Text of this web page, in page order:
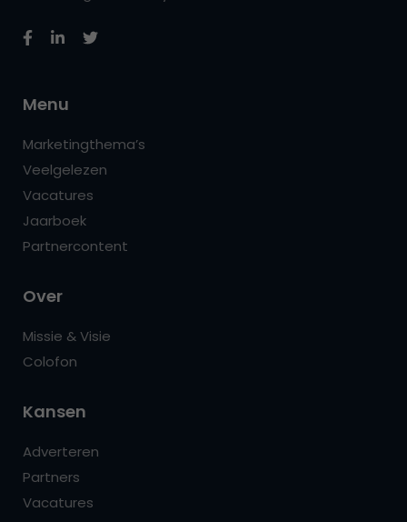
Menu
Marketingthema’s
Veelgelezen
Vacatures
Jaarboek
Partnercontent
Over
Missie & Visie
Colofon
Kansen
Adverteren
Partners
Vacatures